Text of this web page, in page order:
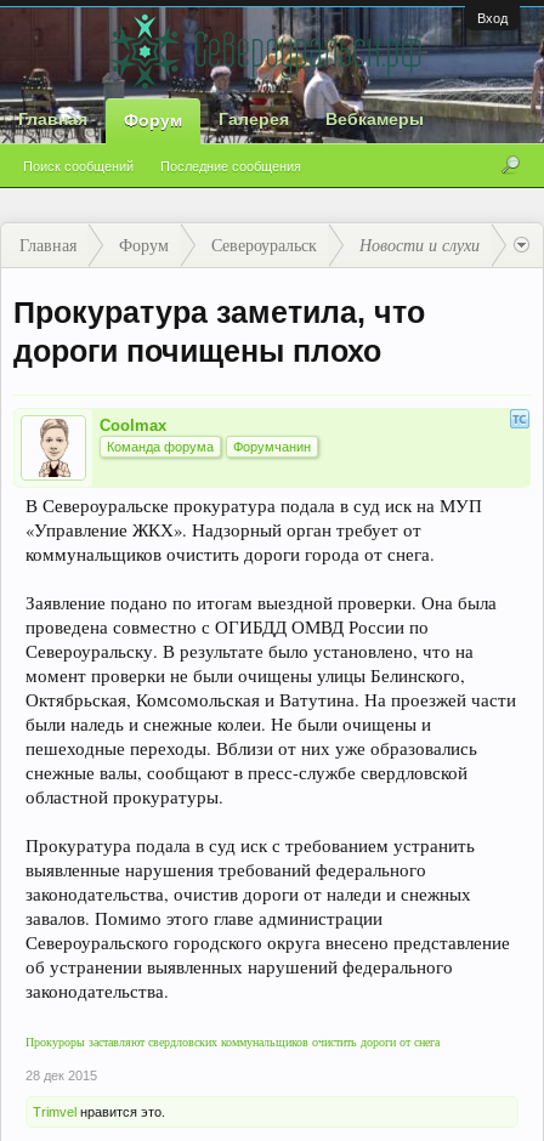
Вход
Главная Форум
Поиск сообщений Последние сообщения
Галерея Вебкамеры
Главная Форум Североуральск Новости и слухи
Прокуратура заметила, что
дороги почищены плохо
Coolmax
Команда форума Форумчанин
В Североуральске прокуратура подала в суд иск на МУП
«Управление ЖКХ». Надзорный орган требует от
коммунальщиков очистить дороги города от снега.
Заявление подано по итогам выездной проверки. Она была
проведена совместно с ОГИБДД ОМВД России по
Североуральску. В результате было установлено, что на
момент проверки не были очищены улицы Белинского,
Октябрьская, Комсомольская и Ватутина. На проезжей части
были наледь и снежные колеи. Не были очищены и
пешеходные переходы. Вблизи от них уже образовались
снежные валы, сообщают в пресс-службе свердловской
областной прокуратуры.
Прокуратура подала в суд иск с требованием устранить
выявленные нарушения требований федерального
законодательства, очистив дороги от наледи и снежных
завалов. Помимо этого главе администрации
Североуральского городского округа внесено представление
об устранении выявленных нарушений федерального
законодательства.
Прокуроры заставляют свердловских коммунальщиков очистить дороги от снега
28 дек 2015
Trimvel нравится это.